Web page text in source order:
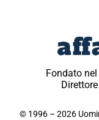
Fondato
© 1996 – 2026